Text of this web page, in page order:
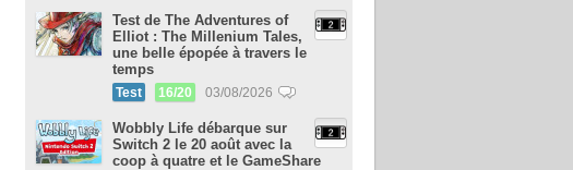
Test de The Adventures of
Elliot : The Millenium Tales,
une belle épopée à travers le
temps
Test 16/20 03/08/2026
Wobbly Life débarque sur
Switch 2 le 20 août avec la
coop à quatre et le GameShare